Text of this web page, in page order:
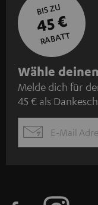
BIS ZU
45 €
RABATT
N
e
w
s
l
Wähle
Melde dich für
45 € als
EMAIL